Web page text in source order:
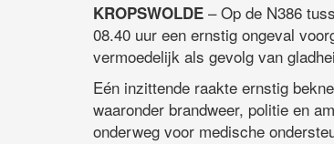
KROPSWOLDE – Op de N386
08.40 uur een ernstig ongeval
vermoedelijk als gevolg van
Eén inzittende raakte ernstig
waaronder brandweer, politie en
onderweg voor medische